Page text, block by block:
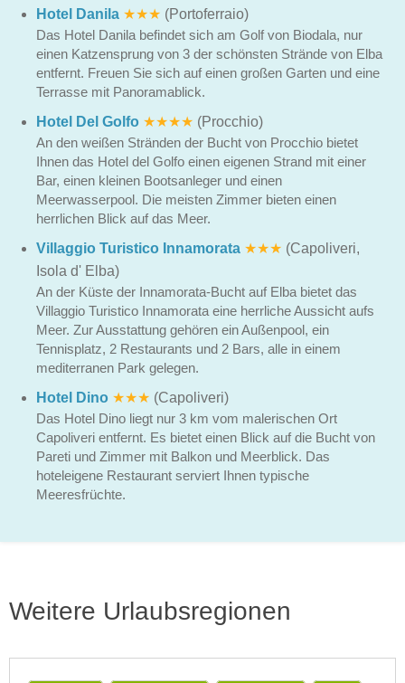
Hotel Danila ★★★ (Portoferraio)
Das Hotel Danila befindet sich am Golf von Biodala, nur
einen Katzensprung von 3 der schönsten Strände von Elba
entfernt. Freuen Sie sich auf einen großen Garten und eine
Terrasse mit Panoramablick.
Hotel Del Golfo ★★★★ (Procchio)
An den weißen Stränden der Bucht von Procchio bietet
Ihnen das Hotel del Golfo einen eigenen Strand mit einer
Bar, einen kleinen Bootsanleger und einen
Meerwasserpool. Die meisten Zimmer bieten einen
herrlichen Blick auf das Meer.
Villaggio Turistico Innamorata ★★★ (Capoliveri,
Isola d' Elba)
An der Küste der Innamorata-Bucht auf Elba bietet das
Villaggio Turistico Innamorata eine herrliche Aussicht aufs
Meer. Zur Ausstattung gehören ein Außenpool, ein
Tennisplatz, 2 Restaurants und 2 Bars, alle in einem
mediterranen Park gelegen.
Hotel Dino ★★★ (Capoliveri)
Das Hotel Dino liegt nur 3 km vom malerischen Ort
Capoliveri entfernt. Es bietet einen Blick auf die Bucht von
Pareti und Zimmer mit Balkon und Meerblick. Das
hoteleigene Restaurant serviert Ihnen typische
Meeresfrüchte.
Weitere Urlaubsregionen